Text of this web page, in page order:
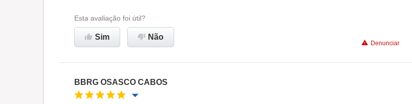
Ambiente de trabalho
Recomenda esta empresa
Esta avaliação foi útil?
Sim Não
Denunciar
BBRG OSASCO CABOS